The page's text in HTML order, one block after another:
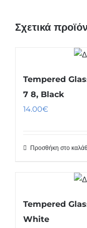
Σχετικά
Tempered
7 8, Black
14.00€
Προσθήκη στο
Tempered
White